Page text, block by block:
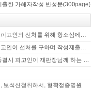
한 가해자작성 반성문(300page)
◆음주운전 탄원서-음주운전으로 법정구속된 피고인의 선처를 위해 항소심에서 제출하는 탄원서(45page)
음주운전 반성문 - 음주운전 사건의 피의자, 피고인이 선처를 구하며 작성제출하는 반성문
피고인 최후진술 최고진술_형사재판의 변론종결시 피고인이 재판장님께 하는 최종진술 의견내용(36페이지)
보석신청취하서, 형확정증명원